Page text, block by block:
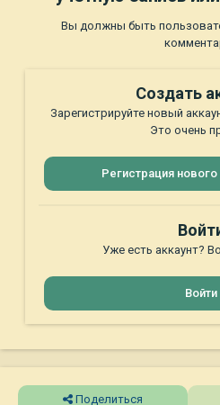
Вы должны быть
Создать
Зарегистрируйте новый
Это очень
Регистрация
Уже есть аккаунт?
Войти
Поделиться